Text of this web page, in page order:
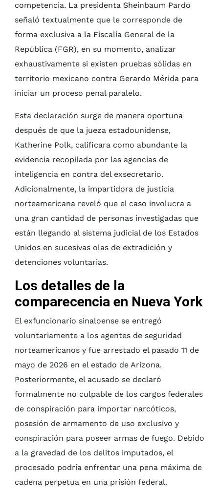
competencia. La presidenta Sheinbaum Pardo
señaló textualmente que le corresponde de
forma exclusiva a la Fiscalía General de la
República (FGR), en su momento, analizar
exhaustivamente si existen pruebas sólidas en
territorio mexicano contra Gerardo Mérida para
iniciar un proceso penal paralelo.
Esta declaración surge de manera oportuna
después de que la jueza estadounidense,
Katherine Polk, calificara como abundante la
evidencia recopilada por las agencias de
inteligencia en contra del exsecretario.
Adicionalmente, la impartidora de justicia
norteamericana reveló que el caso involucra a
una gran cantidad de personas investigadas que
están llegando al sistema judicial de los Estados
Unidos en sucesivas olas de extradición y
detenciones voluntarias.
Los detalles de la
comparecencia en Nueva York
El exfuncionario sinaloense se entregó
voluntariamente a los agentes de seguridad
norteamericanos y fue arrestado el pasado 11 de
mayo de 2026 en el estado de Arizona.
Posteriormente, el acusado se declaró
formalmente no culpable de los cargos federales
de conspiración para importar narcóticos,
posesión de armamento de uso exclusivo y
conspiración para poseer armas de fuego. Debido
a la gravedad de los delitos imputados, el
procesado podría enfrentar una pena máxima de
cadena perpetua en una prisión federal.